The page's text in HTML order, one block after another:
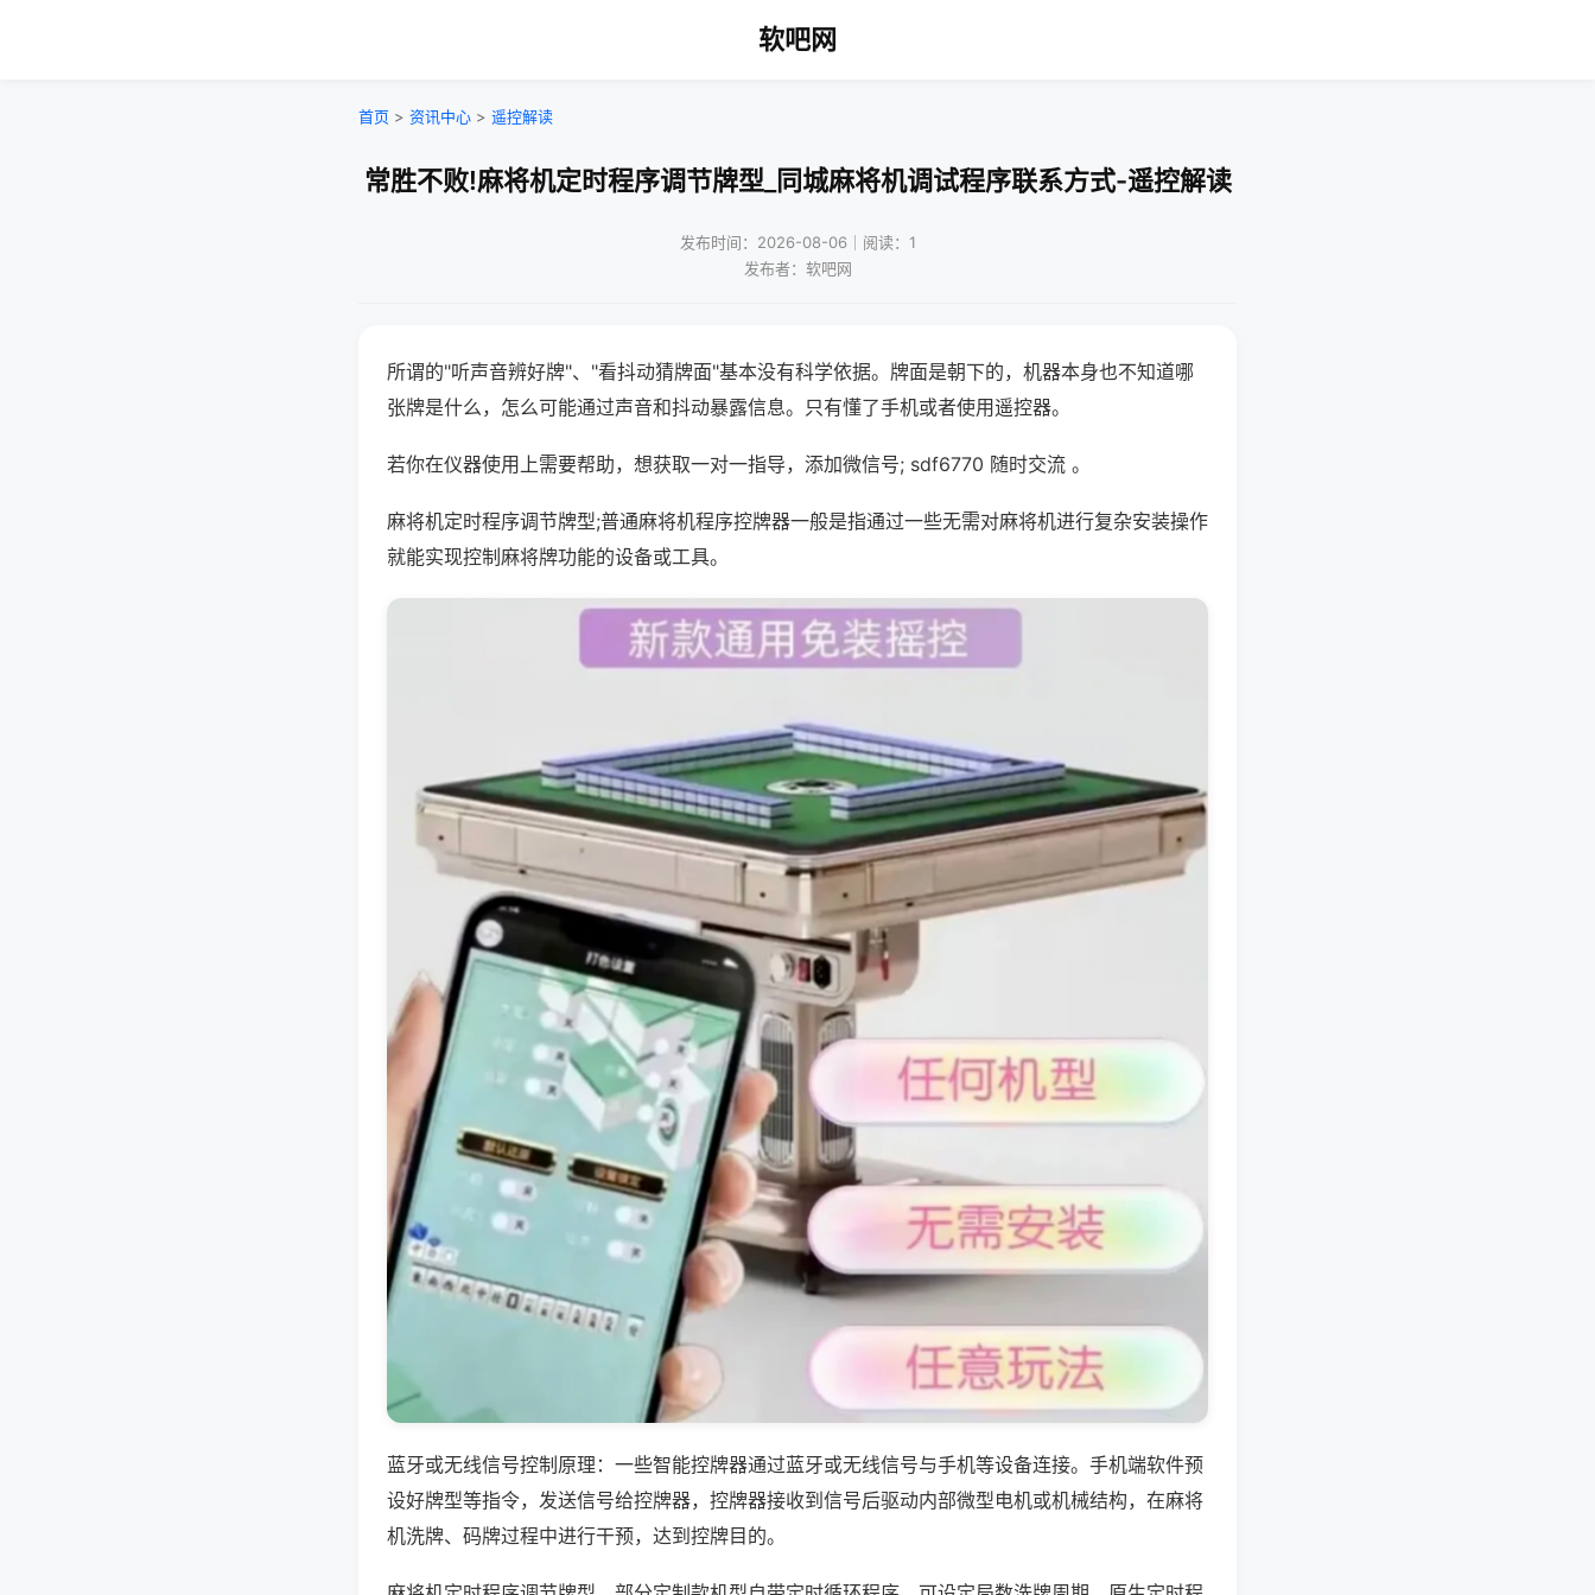
软吧网
首页 > 资讯中心 > 遥控解读
常胜不败!麻将机定时程序调节牌型_同城麻将机调试程序联系方式-遥控解读
发布时间：2026-08-06｜阅读：1
发布者：软吧网
所谓的"听声音辨好牌"、"看抖动猜牌面"基本没有科学依据。牌面是朝下的，机器本身也不知道哪
张牌是什么，怎么可能通过声音和抖动暴露信息。只有懂了手机或者使用遥控器。
若你在仪器使用上需要帮助，想获取一对一指导，添加微信号; sdf6770 随时交流 。
麻将机定时程序调节牌型;普通麻将机程序控牌器一般是指通过一些无需对麻将机进行复杂安装操作
就能实现控制麻将牌功能的设备或工具。
蓝牙或无线信号控制原理：一些智能控牌器通过蓝牙或无线信号与手机等设备连接。手机端软件预
设好牌型等指令，发送信号给控牌器，控牌器接收到信号后驱动内部微型电机或机械结构，在麻将
机洗牌、码牌过程中进行干预，达到控牌目的。